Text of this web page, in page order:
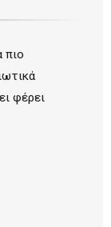
πιο
φέρει